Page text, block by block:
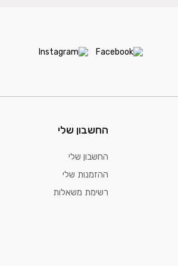
החשבון שלי
החשבון שלי
ההזמנות שלי
רשימת משאלות